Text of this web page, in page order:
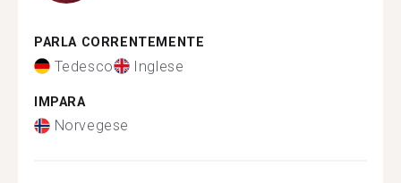
PARLA CORRENTEMENTE
Tedesco Inglese
IMPARA
Norvegese